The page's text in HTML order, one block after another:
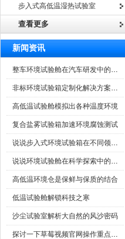
步入式高低温湿热试验室
查看更多
新闻资讯
整车环境试验舱在汽车研发中的作用
非标环境试验箱定制化解决方案在可靠性测试中的重要性
高低温试验舱模拟出各种温度环境
复合盐雾试验箱加速环境腐蚀测试
说说步入式环境试验箱在不同领域的应用
说说环境试验舱在科学探索中的作用
高低温环境仓是保鲜与保质的结合
低温试验舱解锁科技之寒
沙尘试验室解析大自然的风沙密码
探讨一下草莓视频官网操作重点是什么